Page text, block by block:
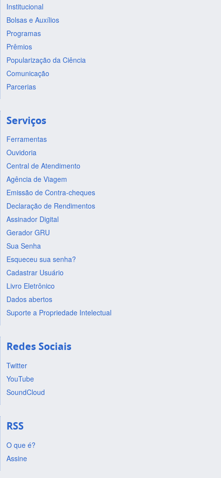
Institucional
Bolsas e Auxílios
Programas
Prêmios
Popularização da Ciência
Comunicação
Parcerias
Serviços
Ferramentas
Ouvidoria
Central de Atendimento
Agência de Viagem
Emissão de Contra-cheques
Declaração de Rendimentos
Assinador Digital
Gerador GRU
Sua Senha
Esqueceu sua senha?
Cadastrar Usuário
Livro Eletrônico
Dados abertos
Suporte a Propriedade Intelectual
Redes Sociais
Twitter
YouTube
SoundCloud
RSS
O que é?
Assine